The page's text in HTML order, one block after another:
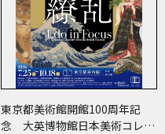
東京都美術館開館100周年記
念 大英博物館日本美術コレク